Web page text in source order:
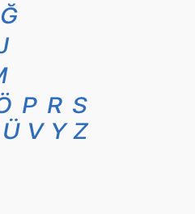
Ğ
P R S
Ü V Y Z